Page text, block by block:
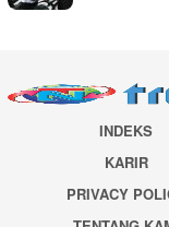
INDEKS
KARIR
PRIVACY